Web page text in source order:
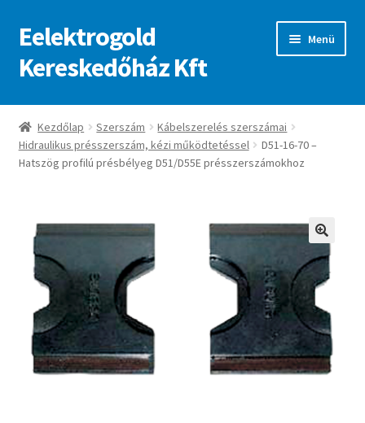
Ugrás
a
navigációhoz
Kilépés
a
tartalomba
Eelektrogold
Kereskedőház Kft
Menü
Kezdőlap
A fiókom
ajanlatkeres
Kezdőlap Szerszám
Kábelszerelés szerszámai
Hidraulikus présszerszám, kézi működtetéssel
D51-16-70 –
Hatszög profilú présbélyeg D51/D55E présszerszámokhoz
🔍